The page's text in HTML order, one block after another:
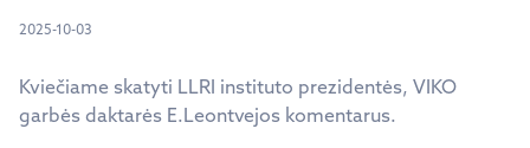
2025-10-03
Kviečiame skatyti LLRI instituto prezidentės, VIKO
garbės daktarės E.Leontvejos komentarus.